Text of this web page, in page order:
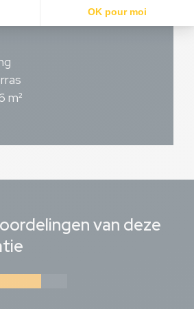
m²
van deze